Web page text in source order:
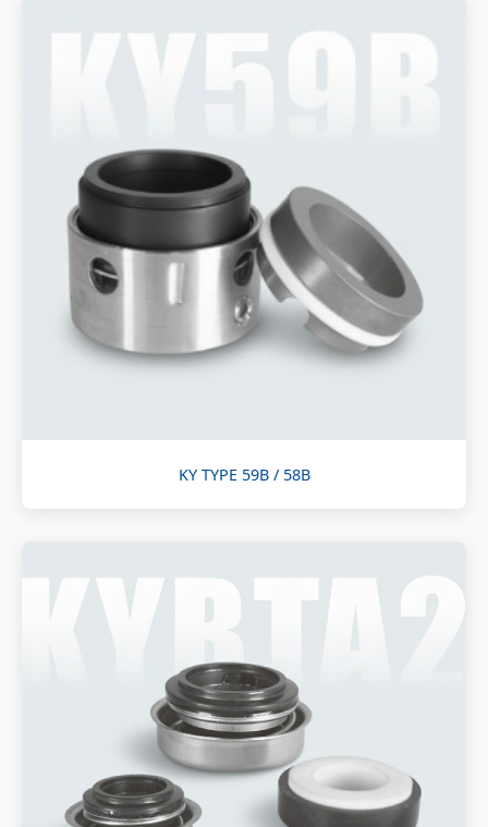
KY TYPE 59B / 58B